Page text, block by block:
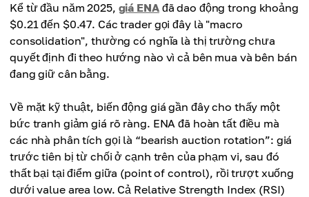
Kể từ đầu năm 2025, giá ENAđã dao động trong khoảng
$0.21 đến $0.47. Các trader gọi đây là "macro
consolidation", thường có nghĩa là thị trường chưa
quyết định đi theo hướng nào vì cả bên mua và bên bán
đang giữ cân bằng.
Về mặt kỹ thuật, biến động giá gần đây cho thấy một
bức tranh giảm giá rõ ràng. ENA đã hoàn tất điều mà
các nhà phân tích gọi là “bearish auction rotation”: giá
trước tiên bị từ chối ở cạnh trên của phạm vi, sau đó
thất bại tại điểm giữa (point of control), rồi trượt xuống
dưới value area low. Cả Relative Strength Index (RSI)